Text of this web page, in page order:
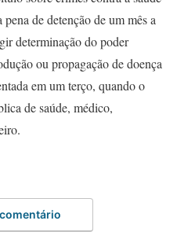
de detenção de um mês a
determinação do poder
ou propagação de doença
em um terço, quando o
de saúde, médico,